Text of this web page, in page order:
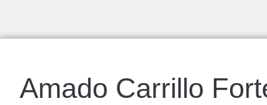
Amado Carrillo